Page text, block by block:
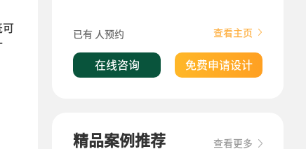
可
已有 人预约 查看主页
在线咨询 免费申请设计
精品案例推荐 查看更多